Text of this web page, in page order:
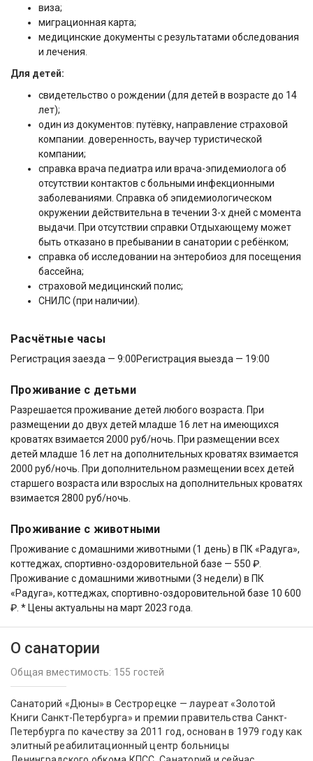
виза;
миграционная карта;
медицинские документы с результатами обследования
и лечения.
Для детей:
свидетельство о рождении (для детей в возрасте до 14
лет);
один из документов: путёвку, направление страховой
компании. доверенность, ваучер туристической
компании;
справка врача педиатра или врача-эпидемиолога об
отсутствии контактов с больными инфекционными
заболеваниями. Справка об эпидемиологическом
окружении действительна в течении 3-х дней с момента
выдачи. При отсутствии справки Отдыхающему может
быть отказано в пребывании в санатории с ребёнком;
справка об исследовании на энтеробиоз для посещения
бассейна;
страховой медицинский полис;
СНИЛС (при наличии).
Расчётные часы
Регистрация заезда — 9:00Регистрация выезда — 19:00
Проживание с детьми
Разрешается проживание детей любого возраста. При
размещении до двух детей младше 16 лет на имеющихся
кроватях взимается 2000 руб/ночь. При размещении всех
детей младше 16 лет на дополнительных кроватях взимается
2000 руб/ночь. При дополнительном размещении всех детей
старшего возраста или взрослых на дополнительных кроватях
взимается 2800 руб/ночь.
Проживание с животными
Проживание с домашними животными (1 день) в ПК «Радуга»,
коттеджах, спортивно-оздоровительной базе — 550 ₽.
Проживание с домашними животными (3 недели) в ПК
«Радуга», коттеджах, спортивно-оздоровительной базе 10 600
₽. * Цены актуальны на март 2023 года.
О санатории
Общая вместимость: 155 гостей
Санаторий «Дюны» в Сестрорецке — лауреат «Золотой
Книги Санкт-Петербурга» и премии правительства Санкт-
Петербурга по качеству за 2011 год, основан в 1979 году как
элитный реабилитационный центр больницы